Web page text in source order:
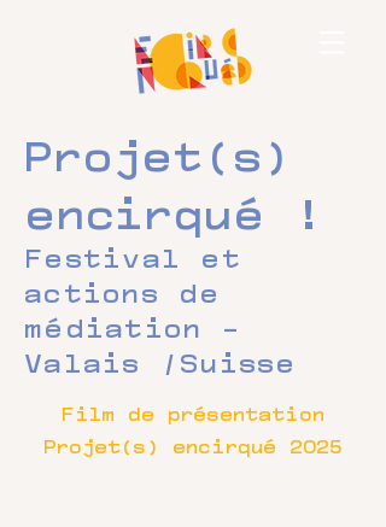
Projet(s)
encirqué !
Festival et
actions de
médiation -
Valais /Suisse
Film de présentation
Projet(s) encirqué 2025